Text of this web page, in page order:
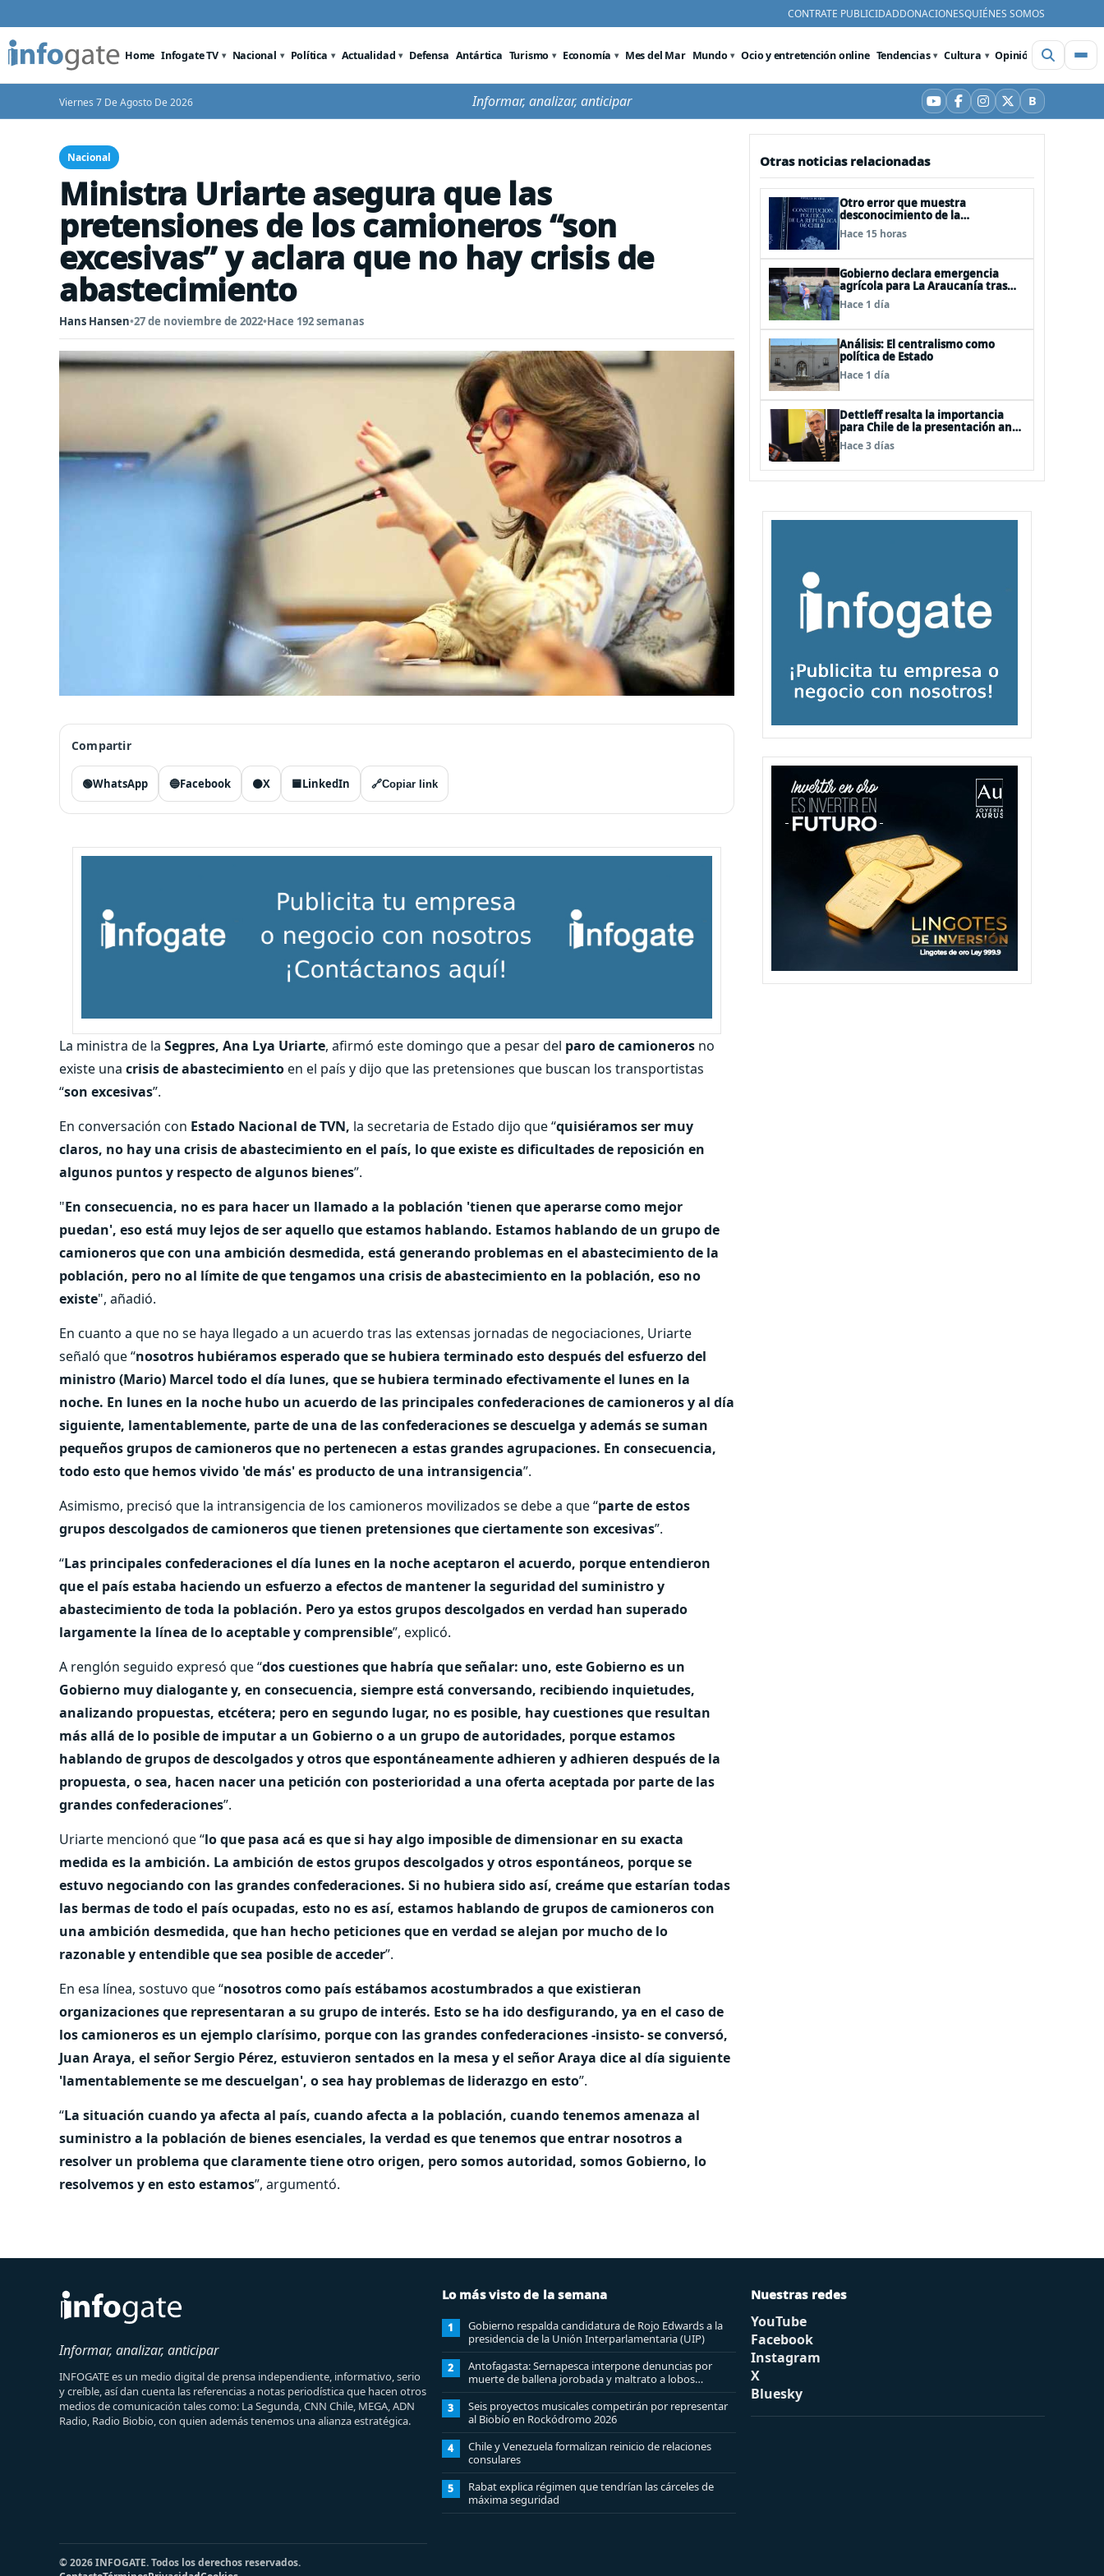
CONTRATE PUBLICIDADDONACIONESQUIÉNES SOMOS
Home Infogate TV Nacional Política Actualidad Defensa Antártica Turismo Economía Mes del Mar Mundo Ocio y entretención online Tendencias Cultura Opinión Videos
Viernes 7 De Agosto De 2026 Informar, analizar, anticipar YouTube
Facebook
Instagram
X BBluesky
Nacional
Ministra Uriarte asegura que las
pretensiones de los camioneros “son
excesivas” y aclara que no hay crisis de
abastecimiento
Hans Hansen•27 de noviembre de 2022•Hace 192 semanas
Compartir
🟢WhatsApp 🔵Facebook ⚫X 🟦LinkedIn 🔗Copiar link
La ministra de la Segpres, Ana Lya Uriarte, afirmó este domingo que a pesar del paro de camioneros no
existe una crisis de abastecimientoen el país y dijo que las pretensiones que buscan los transportistas
“son excesivas”.
En conversación con Estado Nacional de TVN, la secretaria de Estado dijo que “quisiéramos ser muy
claros, no hay una crisis de abastecimiento en el país, lo que existe es dificultades de reposición en
algunos puntos y respecto de algunos bienes”.
"En consecuencia, no es para hacer un llamado a la población 'tienen que aperarse como mejor
puedan', eso está muy lejos de ser aquello que estamos hablando. Estamos hablando de un grupo de
camioneros que con una ambición desmedida, está generando problemas en el abastecimiento de la
población, pero no al límite de que tengamos una crisis de abastecimiento en la población, eso no
existe", añadió.
En cuanto a que no se haya llegado a un acuerdo tras las extensas jornadas de negociaciones, Uriarte
señaló que “nosotros hubiéramos esperado que se hubiera terminado esto después del esfuerzo del
ministro (Mario) Marcel todo el día lunes, que se hubiera terminado efectivamente el lunes en la
noche. En lunes en la noche hubo un acuerdo de las principales confederaciones de camioneros y al día
siguiente, lamentablemente, parte de una de las confederaciones se descuelga y además se suman
pequeños grupos de camioneros que no pertenecen a estas grandes agrupaciones. En consecuencia,
todo esto que hemos vivido 'de más' es producto de una intransigencia”.
Asimismo, precisó que la intransigencia de los camioneros movilizados se debe a que “parte de estos
grupos descolgados de camioneros que tienen pretensiones que ciertamente son excesivas”.
“Las principales confederaciones el día lunes en la noche aceptaron el acuerdo, porque entendieron
que el país estaba haciendo un esfuerzo a efectos de mantener la seguridad del suministro y
abastecimiento de toda la población. Pero ya estos grupos descolgados en verdad han superado
largamente la línea de lo aceptable y comprensible”, explicó.
A renglón seguido expresó que “dos cuestiones que habría que señalar: uno, este Gobierno es un
Gobierno muy dialogante y, en consecuencia, siempre está conversando, recibiendo inquietudes,
analizando propuestas, etcétera; pero en segundo lugar, no es posible, hay cuestiones que resultan
más allá de lo posible de imputar a un Gobierno o a un grupo de autoridades, porque estamos
hablando de grupos de descolgados y otros que espontáneamente adhieren y adhieren después de la
propuesta, o sea, hacen nacer una petición con posterioridad a una oferta aceptada por parte de las
grandes confederaciones”.
Uriarte mencionó que “lo que pasa acá es que si hay algo imposible de dimensionar en su exacta
medida es la ambición. La ambición de estos grupos descolgados y otros espontáneos, porque se
estuvo negociando con las grandes confederaciones. Si no hubiera sido así, creáme que estarían todas
las bermas de todo el país ocupadas, esto no es así, estamos hablando de grupos de camioneros con
una ambición desmedida, que han hecho peticiones que en verdad se alejan por mucho de lo
razonable y entendible que sea posible de acceder”.
En esa línea, sostuvo que “nosotros como país estábamos acostumbrados a que existieran
organizaciones que representaran a su grupo de interés. Esto se ha ido desfigurando, ya en el caso de
los camioneros es un ejemplo clarísimo, porque con las grandes confederaciones -insisto- se conversó,
Juan Araya, el señor Sergio Pérez, estuvieron sentados en la mesa y el señor Araya dice al día siguiente
'lamentablemente se me descuelgan', o sea hay problemas de liderazgo en esto”.
“La situación cuando ya afecta al país, cuando afecta a la población, cuando tenemos amenaza al
suministro a la población de bienes esenciales, la verdad es que tenemos que entrar nosotros a
resolver un problema que claramente tiene otro origen, pero somos autoridad, somos Gobierno, lo
resolvemos y en esto estamos”, argumentó.
Otras noticias relacionadas
Otro error que muestra
desconocimiento de la
Constitución: Artículo 1 consagra
resguardar la seguridad nacional y
Hace 15 horas
Gobierno declara emergencia
agrícola para La Araucanía tras
desastres por pasos de sistemas
frontales
Hace 1 día
Análisis: El centralismo como
política de Estado
Hace 1 día
Dettleff resalta la importancia
para Chile de la presentación ante
la ONU de la Plataforma
Continental Extendida del
Hace 3 días
Informar, analizar, anticipar
INFOGATE es un medio digital de prensa independiente, informativo, serio
y creíble, así dan cuenta las referencias a notas periodística que hacen otros
medios de comunicación tales como: La Segunda, CNN Chile, MEGA, ADN
Radio, Radio Biobio, con quien además tenemos una alianza estratégica.
Lo más visto de la semana
1
Gobierno respalda candidatura de Rojo Edwards a la
presidencia de la Unión Interparlamentaria (UIP)
2
Antofagasta: Sernapesca interpone denuncias por
muerte de ballena jorobada y maltrato a lobos
marinos
3
Seis proyectos musicales competirán por representar
al Biobío en Rockódromo 2026
4
Chile y Venezuela formalizan reinicio de relaciones
consulares
5
Rabat explica régimen que tendrían las cárceles de
máxima seguridad
Nuestras redes
YouTube
Facebook
Instagram
X
Bluesky
© 2026 INFOGATE. Todos los derechos reservados.